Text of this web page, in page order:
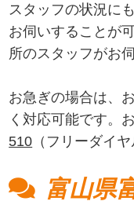
スタッフの状況に
お伺いすることが
所のスタッフがお
お急ぎの場合は、
く対応可能です。
510 （フリーダイ
富山県